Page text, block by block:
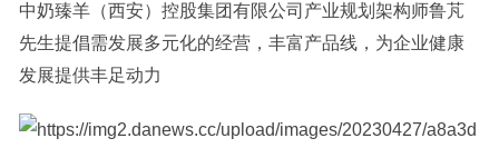
中奶臻羊（西安）控股集团有限公司产业规划架构师鲁芃
先生提倡需发展多元化的经营，丰富产品线，为企业健康
发展提供丰足动力